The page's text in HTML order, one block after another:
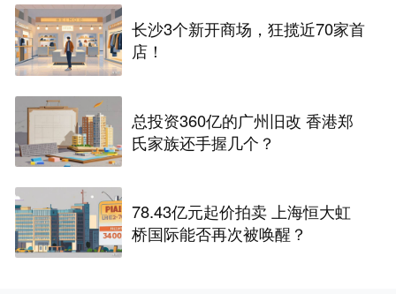
长沙3个新开商场，狂揽近70家首
店！
总投资360亿的广州旧改 香港郑
氏家族还手握几个？
78.43亿元起价拍卖 上海恒大虹
桥国际能否再次被唤醒？